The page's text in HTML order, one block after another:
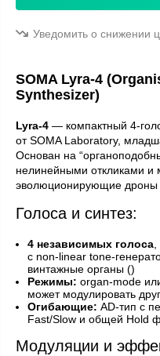
Уведомить о снижении
SOMA Lyra‑4
Synthesizer)
Lyra‑4 — компактный
от SOMA Laboratory,
Основан на
нелинейными откликами и
эволюционирующие дроны
Голоса и синтез:
4 независимых голоса
с non‑linear
винтажные органы ()
Режимы: organ‑mode
может модулировать
Огибающие: AD‑тип с
Fast/Slow и общей Hold
Модуляции и